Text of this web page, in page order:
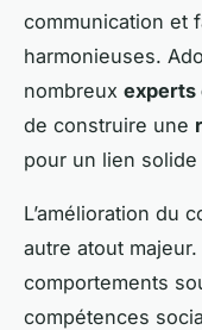
communication et
harmonieuses.
nombreux experts
de construire une
pour un lien
L’amélioration du
autre atout
comportements
compétences